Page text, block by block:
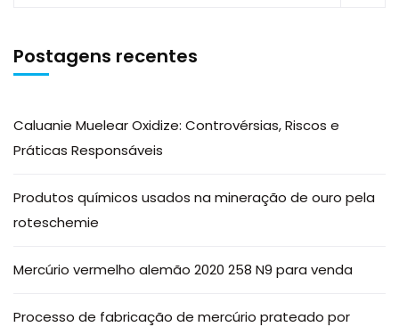
Postagens recentes
Caluanie Muelear Oxidize: Controvérsias, Riscos e
Práticas Responsáveis
Produtos químicos usados na mineração de ouro pela
roteschemie
Mercúrio vermelho alemão 2020 258 N9 para venda
Processo de fabricação de mercúrio prateado por